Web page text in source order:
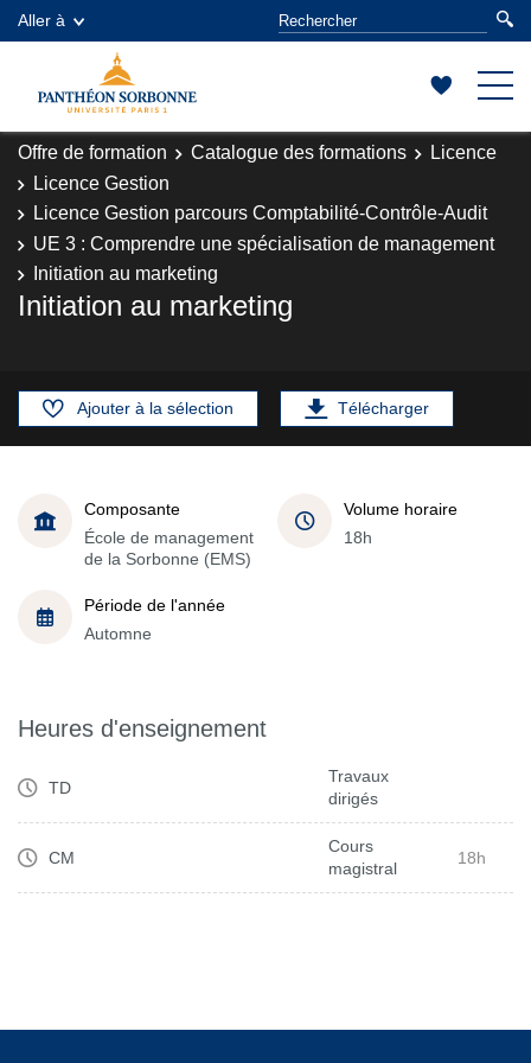
Aller à
Offre de formation Catalogue des formations
Licence
Licence Gestion
Licence Gestion parcours Comptabilité-Contrôle-Audit
UE 3 : Comprendre une spécialisation de management
Initiation au marketing
Initiation au marketing
Ajouter à la sélection Télécharger
Composante
École de management
de la Sorbonne (EMS)
Volume horaire
18h
Période de l'année
Automne
Heures d'enseignement
TD
Travaux
dirigés
CM
Cours
magistral
18h